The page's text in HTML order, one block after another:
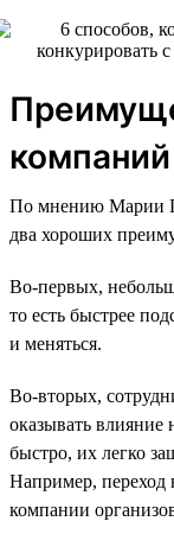
компаний
По мнению Марии
два хороших
Во-первых,
то есть быстрее
и меняться.
Во-вторых,
оказывать
быстро, их легко
Например, переход
компании